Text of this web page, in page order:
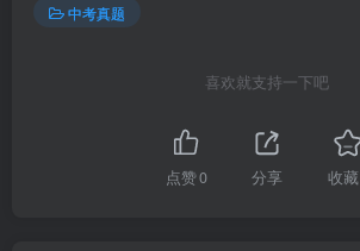
中考真题
喜欢就支持一下吧
点赞0 分享 收藏